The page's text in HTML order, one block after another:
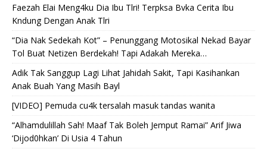
Faezah Elai Meng4ku Dia Ibu Tlri! Terpksa Bvka Cerita Ibu
Kndung Dengan Anak Tlri
“Dia Nak Sedekah Kot” – Penunggang Motosikal Nekad Bayar
Tol Buat Netizen Berdekah! Tapi Adakah Mereka…
Adik Tak Sanggup Lagi Lihat Jahidah Sakit, Tapi Kasihankan
Anak Buah Yang Masih Bayl
[VIDEO] Pemuda cu4k tersalah masuk tandas wanita
“Alhamdulillah Sah! Maaf Tak Boleh Jemput Ramai” Arif Jiwa
‘Dijod0hkan’ Di Usia 4 Tahun